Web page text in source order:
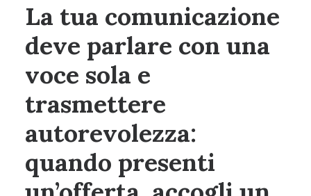
La tua comunicazione
deve parlare con una
voce sola e
trasmettere
autorevolezza:
quando presenti